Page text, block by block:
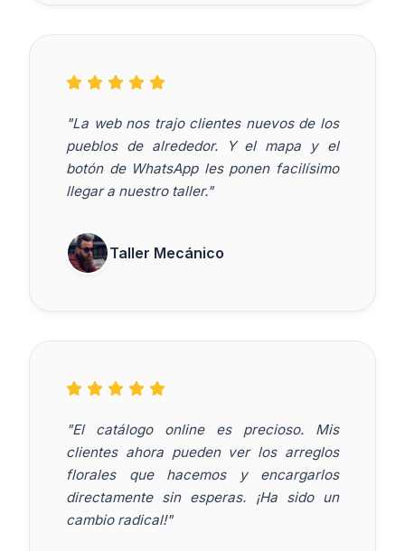
"La web nos trajo clientes nuevos de los
pueblos de alrededor. Y el mapa y el
botón de WhatsApp les ponen facilísimo
llegar a nuestro taller."
Taller Mecánico
"El catálogo online es precioso. Mis
clientes ahora pueden ver los arreglos
florales que hacemos y encargarlos
directamente sin esperas. ¡Ha sido un
cambio radical!"